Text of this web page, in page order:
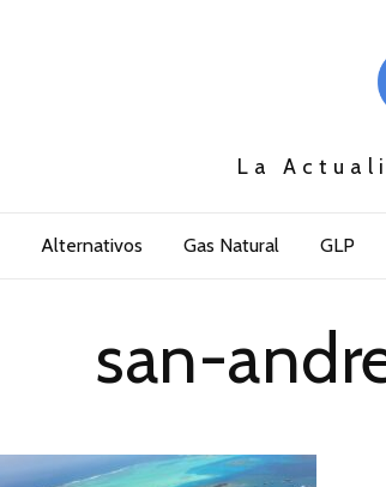
La
Alternativos Gas Natural GLP
san-